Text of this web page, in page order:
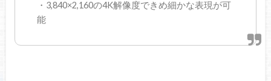
・3,840×2,160の4K解像度できめ細かな表現が可
能